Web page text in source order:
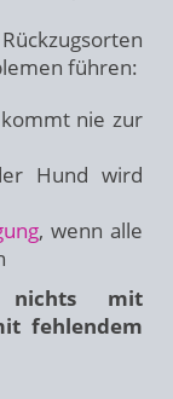
führen:
nie zur
Hund wird
, wenn alle
nichts mit
fehlendem